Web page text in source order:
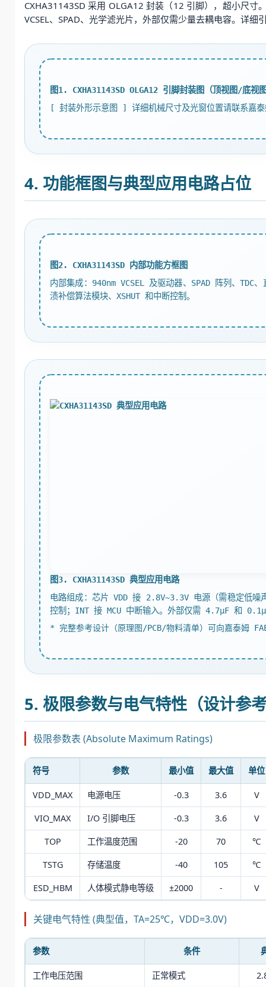
CXHA31143SD 采用 OLGA12 封装（12 引脚），超小尺寸
VCSEL、SPAD、光学滤光片，外部仅需少量去耦电容。详细
图1. CXHA31143SD OLGA12 引脚封装图（顶视图/底视
[ 封装外形示意图 ] 详细机械尺寸及光窗位置请联系嘉泰
4. 功能框图与典型应用电路占位
图2. CXHA31143SD 内部功能方框图
内部集成：940nm VCSEL 及驱动器、SPAD 阵列、TDC
渍补偿算法模块、XSHUT 和中断控制。
图3. CXHA31143SD 典型应用电路
电路组成：芯片 VDD 接 2.8V~3.3V 电源（需稳定低噪
控制；INT 接 MCU 中断输入。外部仅需 4.7μF 和
* 完整参考设计（原理图/PCB/物料清单）可向嘉泰姆
5. 极限参数与电气特性（设计参
极限参数表 (Absolute Maximum Ratings)
符号 参数 最小值 最大值 单位
VDD_MAX 电源电压 -0.3 3.6 V
VIO_MAX I/O 引脚电压 -0.3 3.6 V
TOP 工作温度范围 -20 70 ℃
TSTG 存储温度 -40 105 ℃
ESD_HBM 人体模式静电等级 ±2000 - V
关键电气特性 (典型值，TA=25℃，VDD=3.0V)
参数 条件
工作电压范围 正常模式